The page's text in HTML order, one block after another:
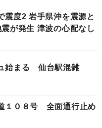
震度2 岩手県沖を震源と
が発生 津波の心配なし
始まる 仙台駅混雑
１０８号 全面通行止め